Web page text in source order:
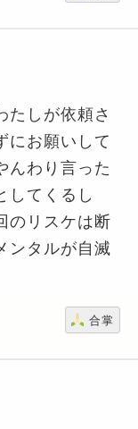
たしが依頼さ
にお願いして
んわり言った
してくるし
のリスケは断
ンタルが自滅
合掌